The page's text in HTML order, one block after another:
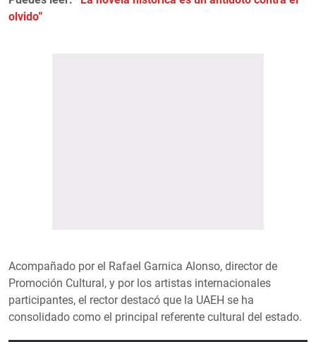
olvido”
Acompañado por el Rafael Garnica Alonso, director de
Promoción Cultural, y por los artistas internacionales
participantes, el rector destacó que la UAEH se ha
consolidado como el principal referente cultural del estado.